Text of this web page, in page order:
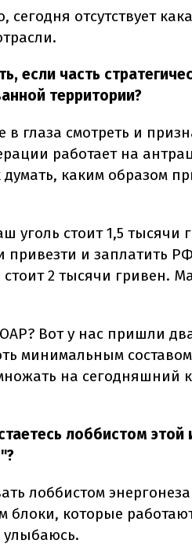
сегодня отсутствует
если часть
территории?
глаза смотреть и
работает на
каким образом
уголь стоит 1,5 тысячи
привезти и заплатить
2 тысячи гривен.
Вот у нас пришли
минимальным
на сегодняшний
лоббистом этой
лоббистом
блоки, которые
улыбаюсь.